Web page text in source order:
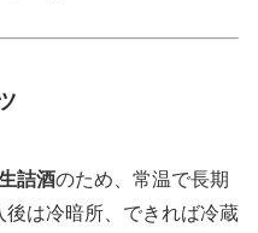
詰酒のため、常温で長期
は冷暗所、できれば冷蔵